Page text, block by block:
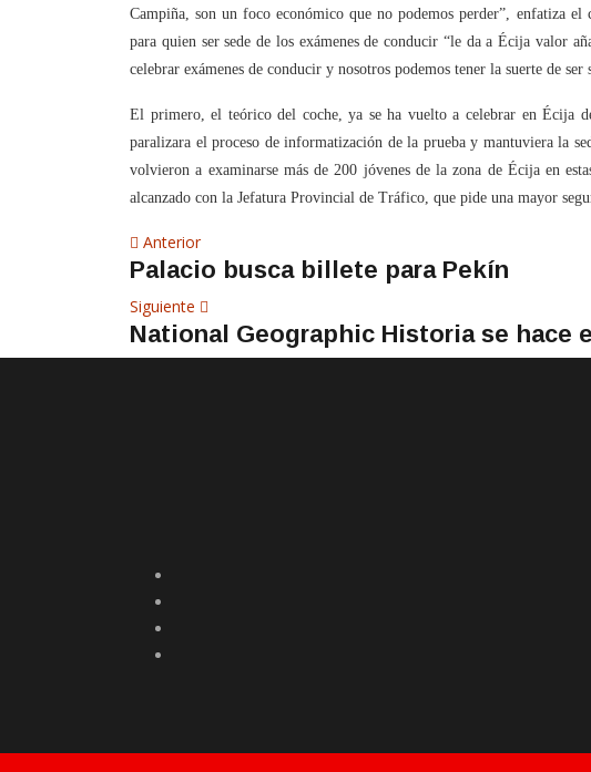
Campiña, son un foco económico que no podemos perder”, enfatiza
para quien ser sede de los exámenes de conducir “le da a Écija valor
celebrar exámenes de conducir y nosotros podemos tener la suerte de
El primero, el teórico del coche, ya se ha vuelto a celebrar en Écija
paralizara el proceso de informatización de la prueba y mantuviera la
volvieron a examinarse más de 200 jóvenes de la zona de Écija en
alcanzado con la Jefatura Provincial de Tráfico, que pide una mayor
Navegación
de
entradas
AnteriorArtículo
anterior
Palacio busca billete para Pekín
Siguiente
artículo
National Geographic Historia se hace